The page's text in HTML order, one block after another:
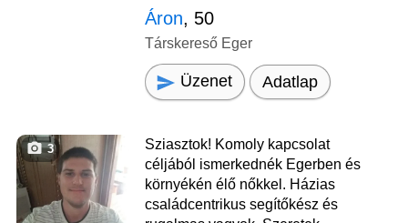
Áron, 50
Társkereső Eger
Üzenet Adatlap
3
Sziasztok! Komoly kapcsolat
céljából ismerkednék Egerben és
környékén élő nőkkel. Házias
családcentrikus segítőkész és